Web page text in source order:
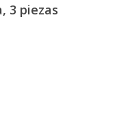
3 piezas